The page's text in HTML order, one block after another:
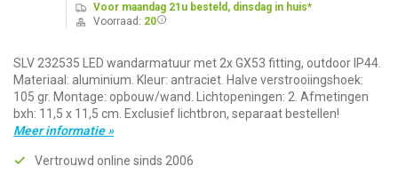
Voor maandag 21u besteld, dinsdag in huis*
Voorraad: 20
SLV 232535 LED wandarmatuur met 2x GX53 fitting, outdoor IP44.
Materiaal: aluminium. Kleur: antraciet. Halve verstrooiingshoek:
105 gr. Montage: opbouw/wand. Lichtopeningen: 2. Afmetingen
bxh: 11,5 x 11,5 cm. Exclusief lichtbron, separaat bestellen!
Meer informatie »
Vertrouwd online sinds 2006